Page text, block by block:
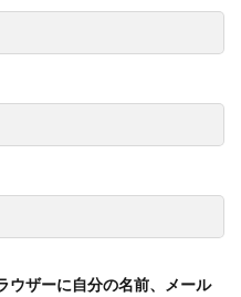
ウザーに自分の名前、メール